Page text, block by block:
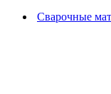
Сварочные